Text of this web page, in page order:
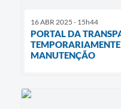
16 ABR 2025 - 15h44
PORTAL DA
MANUTENÇÃO